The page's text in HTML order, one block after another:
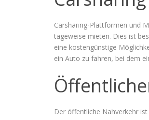
Carsharing-Plattformen und
tageweise mieten. Dies ist
eine kostengünstige
ein Auto zu fahren, bei dem
Der öffentliche Nahverkehr